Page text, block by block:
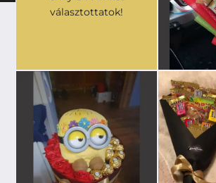
választottatok!